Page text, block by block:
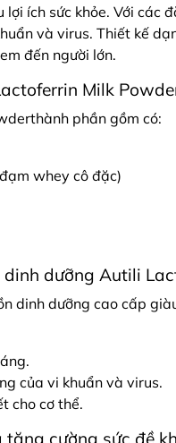
ích sức khỏe. Với các
và virus. Thiết kế
đến người lớn.
Milk
phần gồm có:
whey cô đặc)
dưỡng Autili
dinh dưỡng cao cấp
của vi khuẩn và virus.
cho cơ thể.
cường sức đề